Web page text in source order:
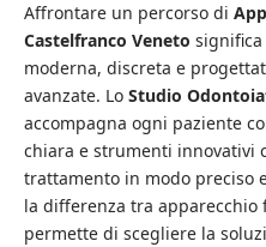
Affrontare un percorso di
Castelfranco Veneto
moderna, discreta e
avanzate. Lo Studio
accompagna ogni paziente
chiara e strumenti innovativi
trattamento in modo preciso
la differenza tra apparecchio
permette di scegliere la